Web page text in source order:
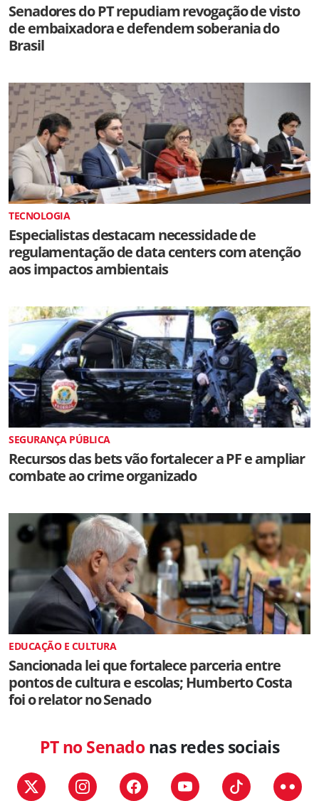
Senadores do PT repudiam revogação de visto
de embaixadora e defendem soberania do
Brasil
TECNOLOGIA
Especialistas destacam necessidade de
regulamentação de data centers com atenção
aos impactos ambientais
SEGURANÇA PÚBLICA
Recursos das bets vão fortalecer a PF e ampliar
combate ao crime organizado
EDUCAÇÃO E CULTURA
Sancionada lei que fortalece parceria entre
pontos de cultura e escolas; Humberto Costa
foi o relator no Senado
PT no Senadonas redes sociais